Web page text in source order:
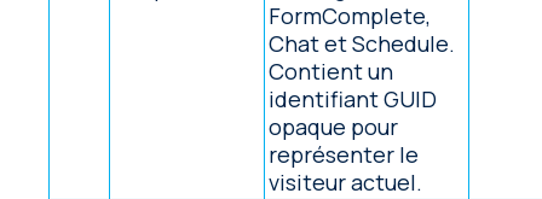
FormComplete,
Chat et Schedule.
Contient un
identifiant GUID
opaque pour
représenter le
visiteur actuel.